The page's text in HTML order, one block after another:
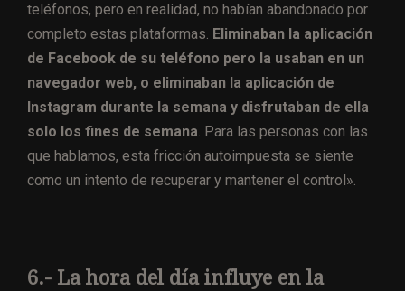
teléfonos, pero en realidad, no habían abandonado por
completo estas plataformas. Eliminaban la aplicación
de Facebook de su teléfono pero la usaban en un
navegador web, o eliminaban la aplicación de
Instagram durante la semana y disfrutaban de ella
solo los fines de semana. Para las personas con las
que hablamos, esta fricción autoimpuesta se siente
como un intento de recuperar y mantener el control».
6.- La hora del día influye en la